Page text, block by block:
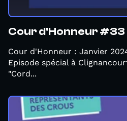
Cour d'Honneur #33
Cour d'Honneur : Janvier
Episode spécial à
"Cord...